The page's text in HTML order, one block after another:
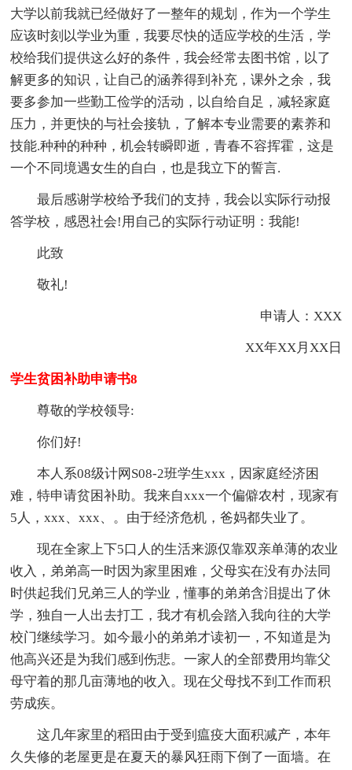
大学以前我就已经做好了一整年的规划，作为一个学生
应该时刻以学业为重，我要尽快的适应学校的生活，学
校给我们提供这么好的条件，我会经常去图书馆，以了
解更多的知识，让自己的涵养得到补充，课外之余，我
要多参加一些勤工俭学的活动，以自给自足，减轻家庭
压力，并更快的与社会接轨，了解本专业需要的素养和
技能.种种的种种，机会转瞬即逝，青春不容挥霍，这是
一个不同境遇女生的自白，也是我立下的誓言.
最后感谢学校给予我们的支持，我会以实际行动报
答学校，感恩社会!用自己的实际行动证明：我能!
此致
敬礼!
申请人：XXX
XX年XX月XX日
学生贫困补助申请书8
尊敬的学校领导:
你们好!
本人系08级计网S08-2班学生xxx，因家庭经济困
难，特申请贫困补助。我来自xxx一个偏僻农村，现家有
5人，xxx、xxx、。由于经济危机，爸妈都失业了。
现在全家上下5口人的生活来源仅靠双亲单薄的农业
收入，弟弟高一时因为家里困难，父母实在没有办法同
时供起我们兄弟三人的学业，懂事的弟弟含泪提出了休
学，独自一人出去打工，我才有机会踏入我向往的大学
校门继续学习。如今最小的弟弟才读初一，不知道是为
他高兴还是为我们感到伤悲。一家人的全部费用均靠父
母守着的那几亩薄地的收入。现在父母找不到工作而积
劳成疾。
这几年家里的稻田由于受到瘟疫大面积减产，本年
久失修的老屋更是在夏天的暴风狂雨下倒了一面墙。在